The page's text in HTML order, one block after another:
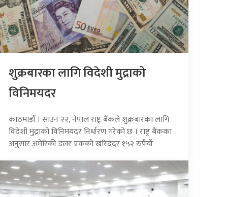
शुक्रबारका लागि विदेशी मुद्राको
विनिमयदर
काठमाडौँ । साउन २२, नेपाल राष्ट्र बैंकले शुक्रबारका लागि
विदेशी मुद्राको विनिमयदर निर्धारण गरेको छ । राष्ट्र बैंकका
अनुसार अमेरिकी डलर एकको खरिददर १५२ रुपैयाँ